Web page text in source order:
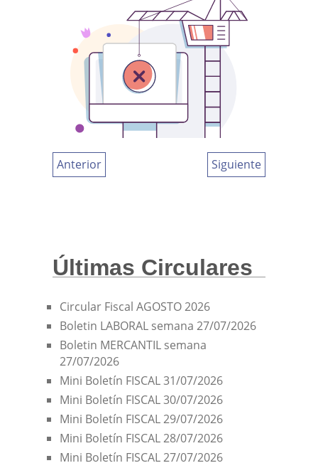
Anterior Siguiente
Últimas Circulares
Circular Fiscal AGOSTO 2026
Boletin LABORAL semana 27/07/2026
Boletin MERCANTIL semana
27/07/2026
Mini Boletín FISCAL 31/07/2026
Mini Boletín FISCAL 30/07/2026
Mini Boletín FISCAL 29/07/2026
Mini Boletín FISCAL 28/07/2026
Mini Boletín FISCAL 27/07/2026